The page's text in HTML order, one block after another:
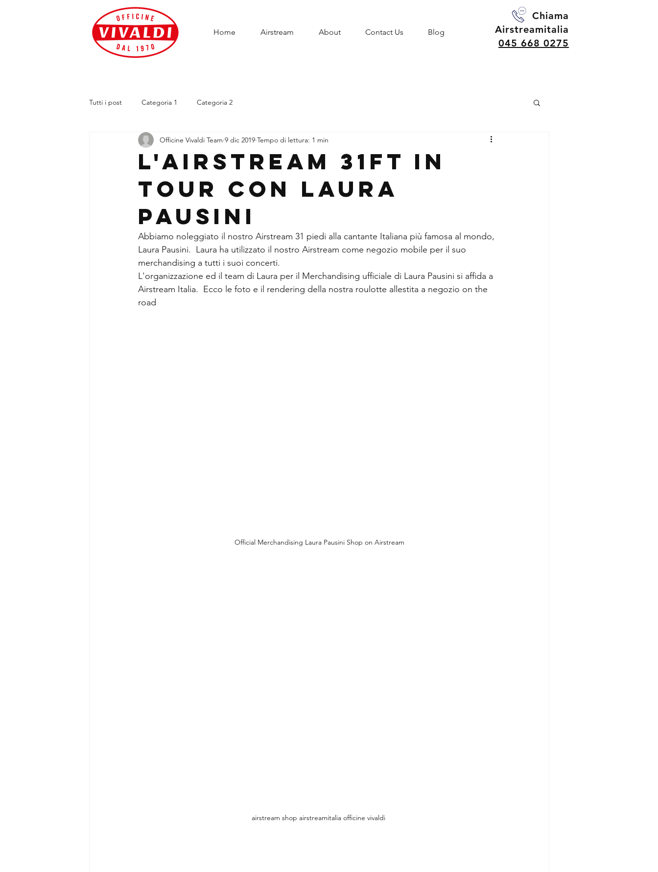
Home Airstream About Contact Us Blog
Chiama
Airstreamitalia
045 668 0275
Tutti i post Categoria 1 Categoria 2
l'Airstream 31ft In
Tour con Laura
Pausini
Officine Vivaldi Team 9 dic 2019 Tempo di lettura: 1 min
Abbiamo noleggiato il nostro Airstream 31 piedi alla cantante Italiana più famosa al mondo,
Laura Pausini.  Laura ha utilizzato il nostro Airstream come negozio mobile per il suo
merchandising a tutti i suoi concerti.
L'organizzazione ed il team di Laura per il Merchandising ufficiale di Laura Pausini si affida a
Airstream Italia.  Ecco le foto e il rendering della nostra roulotte allestita a negozio on the
road
Official Merchandising Laura Pausini Shop on Airstream
airstream shop airstreamitalia officine vivaldi